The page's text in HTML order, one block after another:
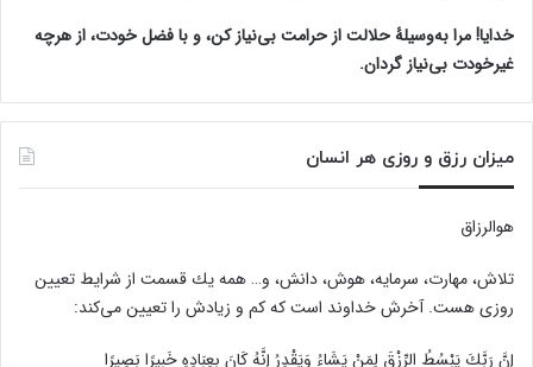
خدایا! مرا به‌وسیلۀ حلالت از حرامت بی‌نیاز کن، و با فضل خودت، از هرچه
غیرخودت بی‌نیاز گردان.
میزان رزق و روزی هر انسان
هوالرزاق
تلاش، مهارت، سرمايه، هوش، دانش، و… همه يك قسمت از شرايط تعيين
روزى هست. آخرش خداوند است كه كم و زيادش را تعيين مى‌كند:
إِنَّ رَبَّكَ يَبْسُطُ الرِّزْقَ لِمَنْ يَشَاءُ وَيَقْدِرُ إِنَّهُ كَانَ بِعِبَادِهِ خَبِيرًا بَصِيرًا